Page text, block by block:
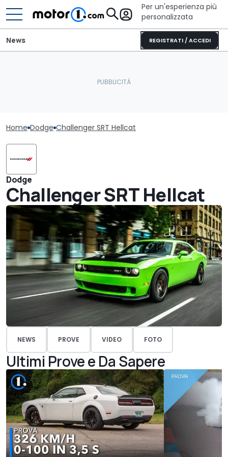
Per un'esperienza più
personalizzata
REGISTRATI / ACCEDI
News
Home Dodge Challenger SRT Hellcat
Dodge
Challenger SRT Hellcat
NEWS PROVE VIDEO FOTO
Ultimi Prove e Da Sapere